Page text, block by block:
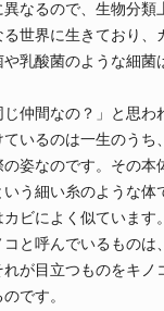
なるので、生物分類
世界に生きており、
乳酸菌のような細菌
間なの？」と思わ
いるのは一生のうち
姿なのです。その本
う細い糸のような体
ビによく似ています。
と呼んでいるものは
が目立つものをキノ
です。